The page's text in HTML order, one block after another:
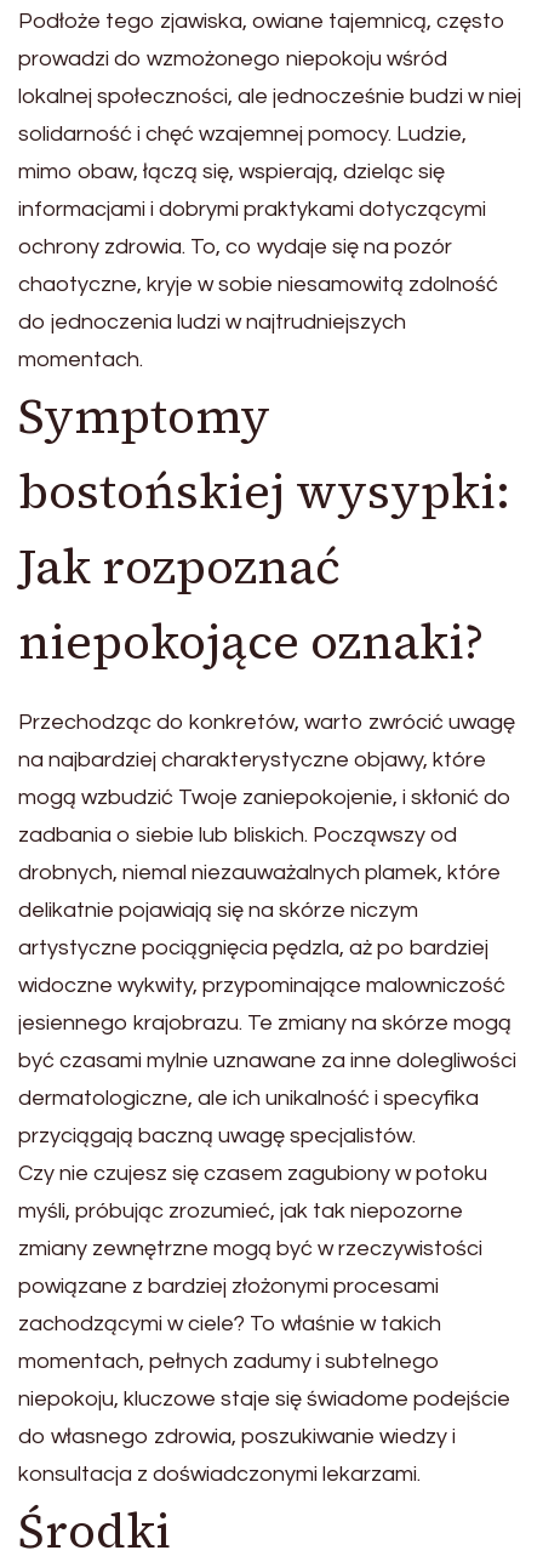
Podłoże tego zjawiska, owiane tajemnicą, często
prowadzi do wzmożonego niepokoju wśród
lokalnej społeczności, ale jednocześnie budzi w niej
solidarność i chęć wzajemnej pomocy. Ludzie,
mimo obaw, łączą się, wspierają, dzieląc się
informacjami i dobrymi praktykami dotyczącymi
ochrony zdrowia. To, co wydaje się na pozór
chaotyczne, kryje w sobie niesamowitą zdolność
do jednoczenia ludzi w najtrudniejszych
momentach.
Symptomy
bostońskiej wysypki:
Jak rozpoznać
niepokojące oznaki?
Przechodząc do konkretów, warto zwrócić uwagę
na najbardziej charakterystyczne objawy, które
mogą wzbudzić Twoje zaniepokojenie, i skłonić do
zadbania o siebie lub bliskich. Począwszy od
drobnych, niemal niezauważalnych plamek, które
delikatnie pojawiają się na skórze niczym
artystyczne pociągnięcia pędzla, aż po bardziej
widoczne wykwity, przypominające malowniczość
jesiennego krajobrazu. Te zmiany na skórze mogą
być czasami mylnie uznawane za inne dolegliwości
dermatologiczne, ale ich unikalność i specyfika
przyciągają baczną uwagę specjalistów.
Czy nie czujesz się czasem zagubiony w potoku
myśli, próbując zrozumieć, jak tak niepozorne
zmiany zewnętrzne mogą być w rzeczywistości
powiązane z bardziej złożonymi procesami
zachodzącymi w ciele? To właśnie w takich
momentach, pełnych zadumy i subtelnego
niepokoju, kluczowe staje się świadome podejście
do własnego zdrowia, poszukiwanie wiedzy i
konsultacja z doświadczonymi lekarzami.
Środki